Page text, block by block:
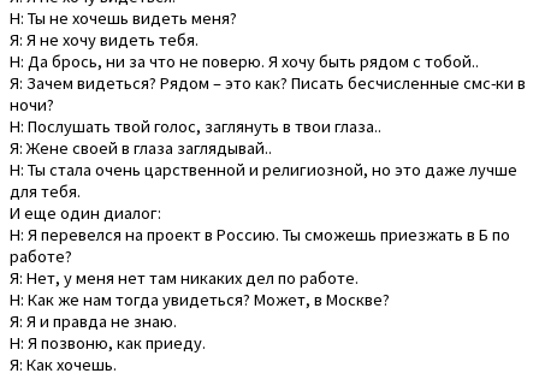
Н: Ты не хочешь видеть меня?
Я: Я не хочу видеть тебя.
Н: Да брось, ни за что не поверю. Я хочу быть рядом с тобой..
Я: Зачем видеться? Рядом – это как? Писать бесчисленные смс-ки в
ночи?
Н: Послушать твой голос, заглянуть в твои глаза..
Я: Жене своей в глаза заглядывай..
Н: Ты стала очень царственной и религиозной, но это даже лучше
для тебя.
И еще один диалог:
Н: Я перевелся на проект в Россию. Ты сможешь приезжать в Б по
работе?
Я: Нет, у меня нет там никаких дел по работе.
Н: Как же нам тогда увидеться? Может, в Москве?
Я: Я и правда не знаю.
Н: Я позвоню, как приеду.
Я: Как хочешь.